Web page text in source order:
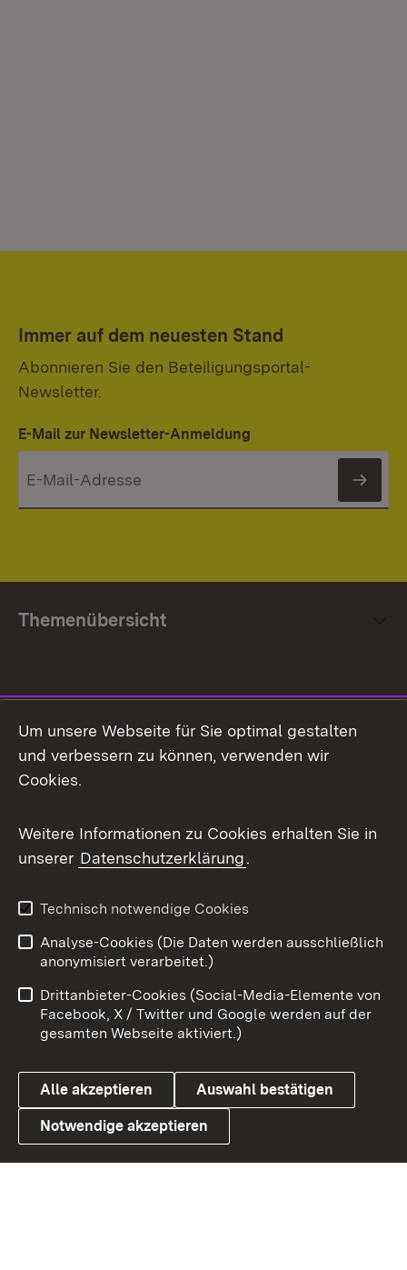
Immer auf dem neuesten Stand
Abonnieren Sie den Beteiligungsportal-
Newsletter.
E-Mail zur Newsletter-Anmeldung
Themenübersicht
Facebook
X / Twitter
Youtube
Link zum Landesportal
Impressum
Kontakt
Barrierefreiheit
Datenschutz
Cookies
Um unsere Webseite für Sie optimal gestalten
und verbessern zu können, verwenden wir
Cookies.
Weitere Informationen zu Cookies erhalten Sie in
unserer Datenschutzerklärung.
Technisch notwendige Cookies
Analyse-Cookies (Die Daten werden ausschließlich
anonymisiert verarbeitet.)
Drittanbieter-Cookies (Social-Media-Elemente von
Facebook, X / Twitter und Google werden auf der
gesamten Webseite aktiviert.)
Alle akzeptieren Auswahl bestätigen
Notwendige akzeptieren